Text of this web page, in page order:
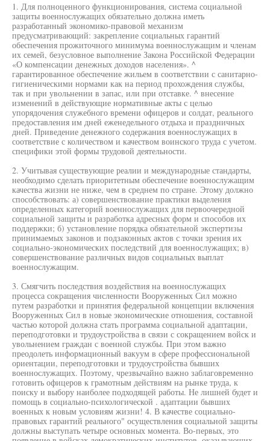
1. Для полноценного функционирования, система социальной
защиты военнослужащих обязательно должна иметь
разработанный экономико-правовой механизм
предусматривающий: закрепление социальных гарантий
обеспечения прожиточного минимума военнослужащим и членам
их семей, безусловное выполнение Закона Российской Федерации
«О компенсации денежных доходов населения». ^
гарантированное обеспечение жильем в соответствии с санитарно-
гигиеническими нормами как на период прохождения службы,
так и при увольнении в запас, или при отставке. ^ внесение
изменений в действующие нормативные акты с целью
упорядочения служебного времени офицеров и солдат, реального
предоставления им дней еженедельного отдыха и праздничных
дней. Приведение денежного содержания военнослужащих в
соответствие с количеством и качеством воинского труда с учетом.
специфики этой формы трудовой деятельности.
2. Учитывая существующие реалии и международные стандарты,
необходимо сделать приоритетным обеспечение военнослужащим
качества жизни не ниже, чем в среднем по стране. Этому должно
способствовать: а) совершенствование практики выделения
определенных категорий военнослужащих для первоочередной
социальной защиты и разработка адресных форм и способов их
поддержки; б) установление порядка обязательной экспертизы
принимаемых законов и подзаконных актов с точки зрения их
социально-экономических последствий для военнослужащих; в)
совершенствование различных видов социальных выплат
военнослужащим.
3. Смягчить последствия воздействия на военнослужащих
процесса сокращения численности Вооруженных Сил можно
путем разработки и принятия федеральной концепции включения
Вооруженных Сил в новые экономические отношения, составной
частью которой должна стать программа социальной адаптации,
переподготовки и трудоустройства в связи с сокращением войск и
увольнением граждан с военной службы. При этом важно
преодолеть информационный вакуум в сфере профессиональной
ориентации, переподготовки и трудоустройства бывших
военнослужащих. Поэтому, чрезвычайно важно заблаговременно
готовить офицеров к грамотным действиям на рынке труда, к
поиску и выбору наиболее подходящей работы. Не лишней будет и
помощь в социально-психологической . адаптации бывших
военных к новым условиям жизни! 4. В качестве социально-
правовых гарантий реального" осуществления социальной защиты
должны выступать четыре основных момента. Во-первых, это